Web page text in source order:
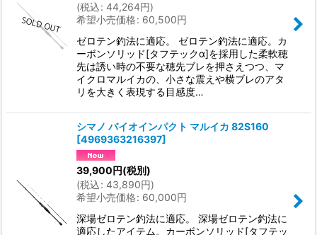
(税込: 44,264円)
希望小売価格: 60,500円
ゼロテン釣法に適応。 ゼロテン釣法に適応。カ
ーボンソリッド[タフテックα]を採用した柔軟穂
先は誘い時の不要な穂先ブレを押さえつつ、マ
イクロマルイカの、小さな震えや横ブレのアタ
リを大きく表現する目感度…
シマノ バイオインパクト マルイカ 82S160
[4969363216397]
39,900円(税別)
(税込: 43,890円)
希望小売価格: 60,000円
深場ゼロテン釣法に適応。 深場ゼロテン釣法に
適応したアイテム。カーボンソリッド[タフテッ